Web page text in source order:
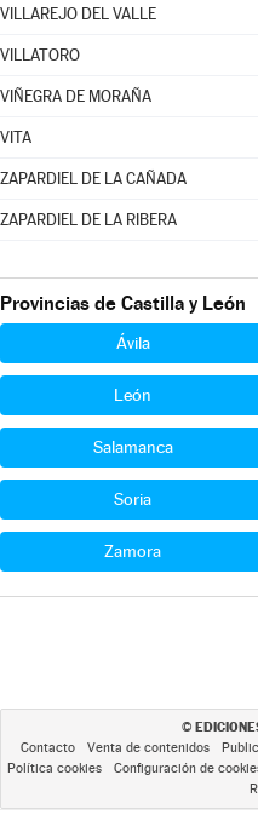
VILLAREJO DEL VALLE
VILLATORO
VIÑEGRA DE MORAÑA
VITA
ZAPARDIEL DE LA CAÑADA
ZAPARDIEL DE LA RIBERA
Provincias de Castilla y León
Ávila
León
Salamanca
Soria
Zamora
©
Contacto Venta de contenidos
Política cookies
Configuración de